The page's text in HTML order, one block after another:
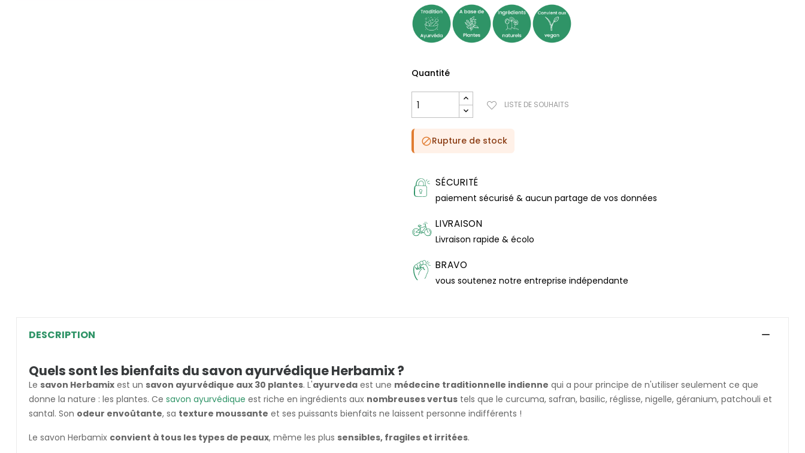
Quantité
LISTE DE SOUHAITS
Rupture de stock
SÉCURITÉ
paiement sécurisé & aucun partage de vos données
LIVRAISON
Livraison rapide & écolo
BRAVO
vous soutenez notre entreprise indépendante
DESCRIPTION
Quels sont les bienfaits du savon ayurvédique Herbamix ?
Le savon Herbamix est un savon ayurvédique aux 30 plantes. L'ayurveda est une médecine traditionnelle indienne qui a pour principe de n'utiliser seulement ce que
donne la nature : les plantes. Ce savon ayurvédique est riche en ingrédients aux nombreuses vertus tels que le curcuma, safran, basilic, réglisse, nigelle, géranium, patchouli et
santal. Son odeur envoûtante, sa texture moussante et ses puissants bienfaits ne laissent personne indifférents !
Le savon Herbamix convient à tous les types de peaux, même les plus sensibles, fragiles et irritées.